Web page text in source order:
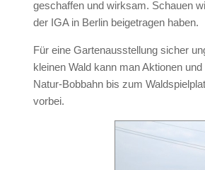
geschaffen und wirksam. Schauen
der IGA in Berlin beigetragen haben.
Für eine Gartenausstellung sicher
kleinen Wald kann man Aktionen
Natur-Bobbahn bis zum
vorbei.